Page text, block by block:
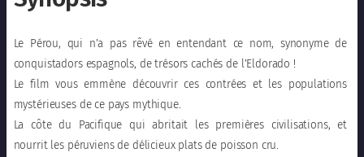
Le Pérou, qui n’a pas rêvé en entendant ce nom, synonyme de
conquistadors espagnols, de trésors cachés de l’Eldorado !
Le film vous emmène découvrir ces contrées et les populations
mystérieuses de ce pays mythique.
La côte du Pacifique qui abritait les premières civilisations, et
nourrit les péruviens de délicieux plats de poisson cru.